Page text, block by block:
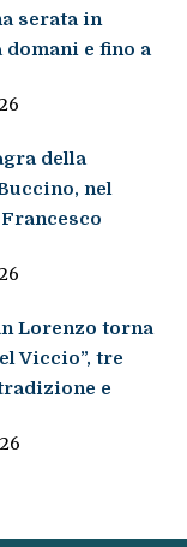
serata in
domani e fino a
della
nel
Lorenzo torna
Viccio”, tre
e